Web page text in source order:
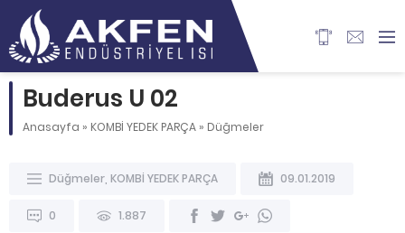
Buderus U 02
Anasayfa » KOMBİ YEDEK PARÇA » Düğmeler
Düğmeler KOMBİ YEDEK PARÇA 09.01.2019
0 1.887